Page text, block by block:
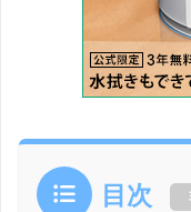
目次